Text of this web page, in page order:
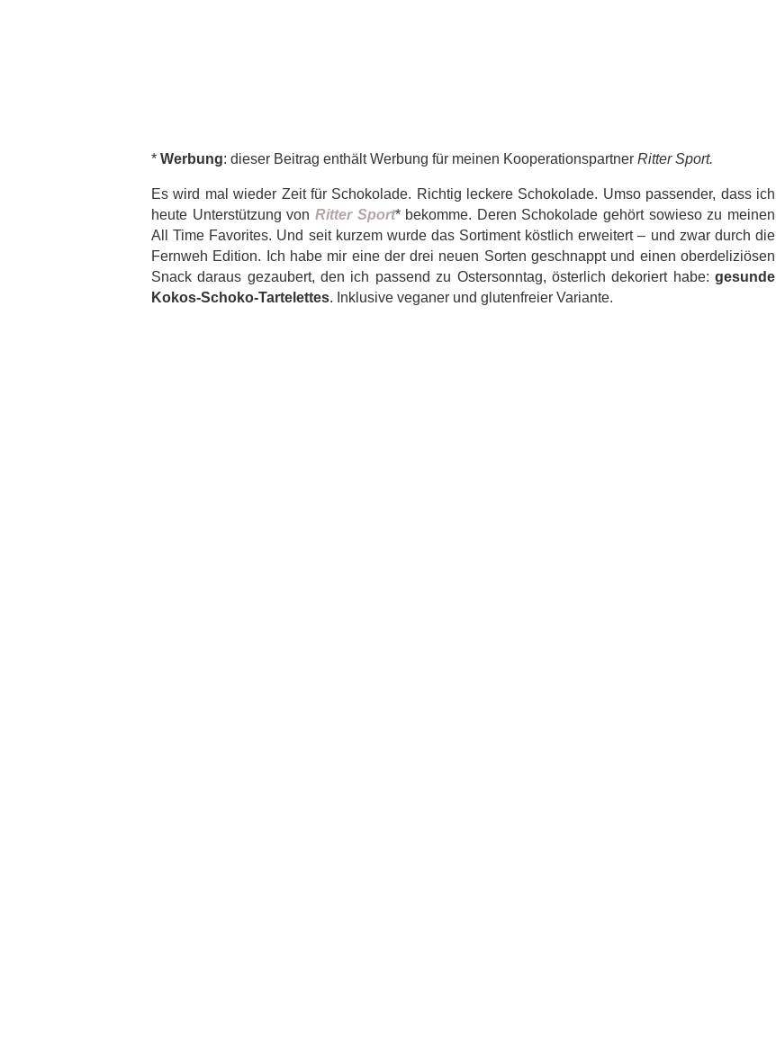
* Werbung: dieser Beitrag enthält Werbung für meinen Kooperationspartner Ritter Sport.
Es wird mal wieder Zeit für Schokolade. Richtig leckere Schokolade. Umso passender, dass ich
heute Unterstützung von Ritter Sport* bekomme. Deren Schokolade gehört sowieso zu meinen
All Time Favorites. Und seit kurzem wurde das Sortiment köstlich erweitert – und zwar durch die
Fernweh Edition. Ich habe mir eine der drei neuen Sorten geschnappt und einen oberdeliziösen
Snack daraus gezaubert, den ich passend zu Ostersonntag, österlich dekoriert habe: gesunde
Kokos-Schoko-Tartelettes. Inklusive veganer und glutenfreier Variante.